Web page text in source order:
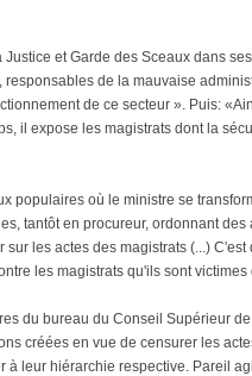
et Garde des Sceaux dans
de la mauvaise
de ce secteur ». Puis:
il expose les magistrats dont la
populaires où le ministre se
tantôt en procureur, ordonnant des
les actes des magistrats (...)
les magistrats qu'ils sont victimes
du bureau du Conseil Supérieur
créées en vue de censurer les
à leur hiérarchie respective. Pareil